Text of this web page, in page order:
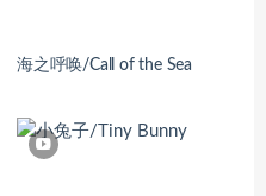
海之呼唤/Call of the Sea